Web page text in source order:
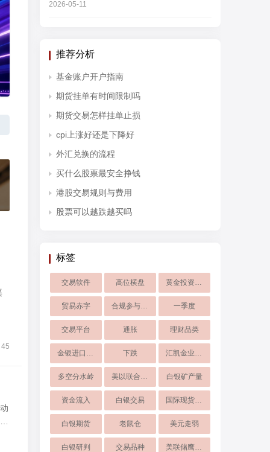
45
2026-05-11
推荐分析
基金账户开户指南
期货挂单有时间限制吗
期货交易怎样挂单止损
cpi上涨好还是下降好
外汇兑换的流程
买什么股票最安全挣钱
港股交易规则与费用
股票可以越跌越买吗
标签
交易软件 高位横盘 黄金投资成本
贸易赤字 合规参与方式 一季度
交易平台 通胀 理财品类
金银进口关税 下跌 汇凯金业点差标准
多空分水岭 美以联合打击伊朗 白银矿产量
资金流入 白银交易 国际现货黄金开户
白银期货 老鼠仓 美元走弱
白银研判 交易品种 美联储鹰派表态